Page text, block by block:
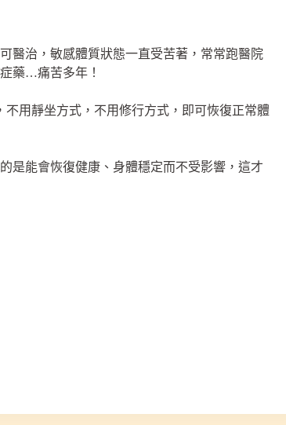
醫治，敏感體質狀態一直受苦著，常常跑醫院
藥…痛苦多年！
用靜坐方式，不用修行方式，即可恢復正常體
是能會恢復健康、身體穩定而不受影響，這才